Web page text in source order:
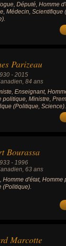
Député, Homme
Médecin, Scientifique
Parizeau
- 2015
, 84 ans
Enseignant,
politique, Ministre,
(Politique, Science).
Bourassa
- 1996
, 63 ans
Homme d'état, Homme
(Politique).
Marcotte